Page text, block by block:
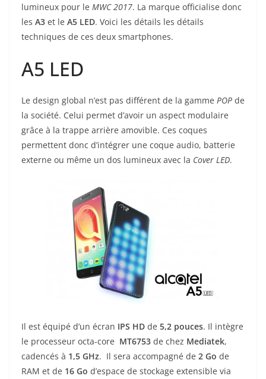
lumineux pour le MWC 2017. La marque officialise donc
les A3 et le A5 LED. Voici les détails les détails
techniques de ces deux smartphones.
A5 LED
Le design global n’est pas différent de la gamme POP de
la société. Celui permet d’avoir un aspect modulaire
grâce à la trappe arrière amovible. Ces coques
permettent donc d’intégrer une coque audio, batterie
externe ou même un dos lumineux avec la Cover LED.
Il est équipé d’un écran IPS HD de 5,2 pouces. Il intègre
le processeur octa-core MT6753 de chez Mediatek,
cadencés à 1,5 GHz. Il sera accompagné de 2 Go de
RAM et de 16 Go d’espace de stockage extensible via